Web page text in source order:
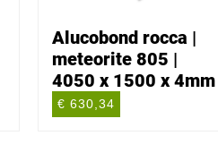
Alucobond rocca |
meteorite 805 |
4050 x 1500 x 4mm
€ 630,34